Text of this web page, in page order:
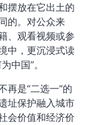
摆放在它出土的
的。对公众来
、观看视频或参
中，更沉浸式读
中国”。
再是“二选一”的
址保护融入城市
会价值和经济价